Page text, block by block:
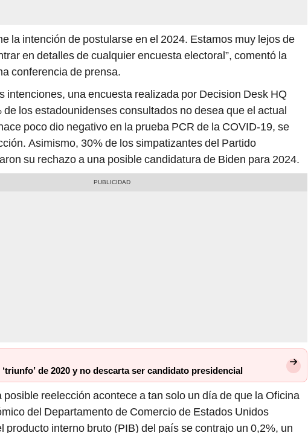
la intención de postularse en el 2024. Estamos muy lejos de
en detalles de cualquier encuesta electoral”, comentó la
conferencia de prensa.
intenciones, una encuesta realizada por Decision Desk HQ
de los estadounidenses consultados no desea que el actual
poco dio negativo en la prueba PCR de la COVID-19, se
Asimismo, 30% de los simpatizantes del Partido
su rechazo a una posible candidatura de Biden para 2024.
de 2020 y no descarta ser candidato presidencial
posible reelección acontece a tan solo un día de que la Oficina
del Departamento de Comercio de Estados Unidos
producto interno bruto (PIB) del país se contrajo un 0,2%, un